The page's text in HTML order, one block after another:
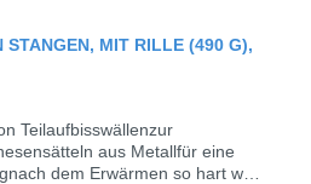
STANGEN, MIT RILLE (490 G),
Teilaufbisswällenzur
aus Metallfür eine
dem Erwärmen so hart wie